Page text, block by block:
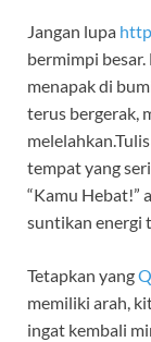
Jangan lupa
bermimpi
menapak di
terus bergerak,
tempat yang
“Kamu Hebat!”
suntikan energi
Tetapkan yang
memiliki arah,
ingat kembali